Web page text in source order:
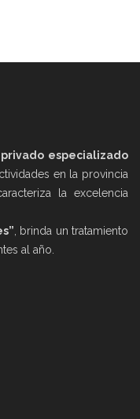
especializado
en la provincia
la excelencia
, brinda un tratamiento
al año.